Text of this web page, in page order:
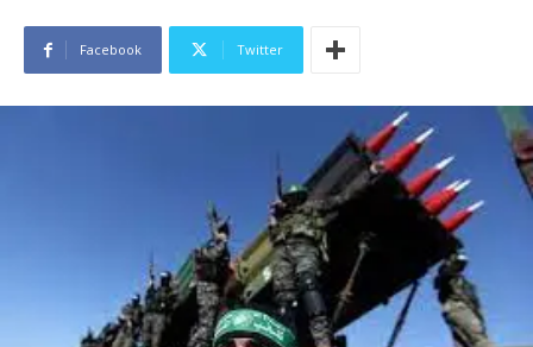
Facebook Twitter